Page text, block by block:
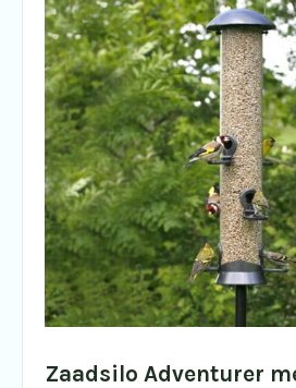
Zaadsilo Adventurer